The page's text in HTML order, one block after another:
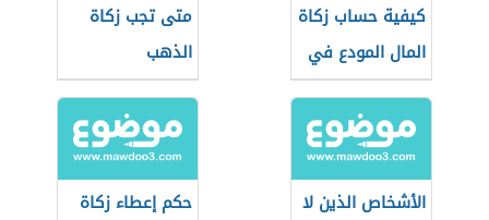
كيفية حساب زكاة
المال المودع في
البنك
متى تجب زكاة
الذهب
الأشخاص الذين لا
حكم إعطاء زكاة